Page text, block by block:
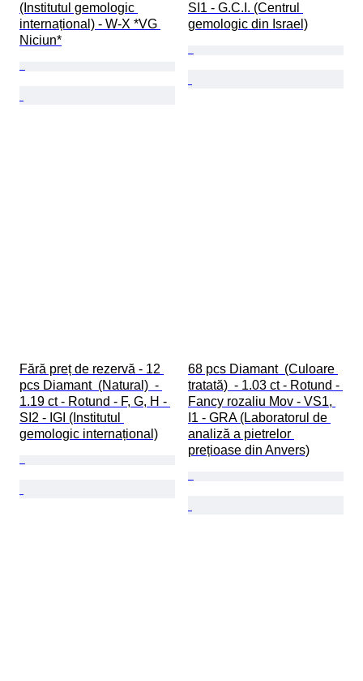
(Institutul gemologic
internațional) - W-X *VG
Niciun*
SI1 - G.C.I. (Centrul
gemologic din Israel)
Fără preț de rezervă - 12
pcs Diamant  (Natural)  -
1.19 ct - Rotund - F, G, H -
SI2 - IGI (Institutul
gemologic internațional)
68 pcs Diamant  (Culoare
tratată)  - 1.03 ct - Rotund -
Fancy rozaliu Mov - VS1,
I1 - GRA (Laboratorul de
analiză a pietrelor
prețioase din Anvers)